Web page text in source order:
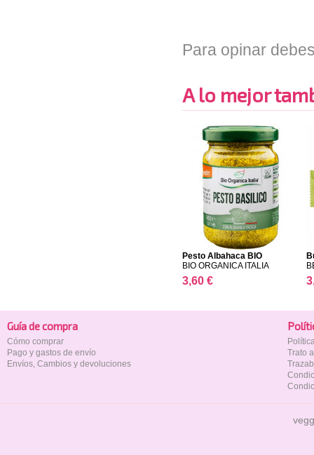
Para opinar
A lo mejor
Pesto Albahaca BIO
ORGAN...
BIO ORGANICA ITALIA
3,60 €
Guía de compra
Cómo comprar
Pago y gastos de envío
Envíos, Cambios y devoluciones
Trato